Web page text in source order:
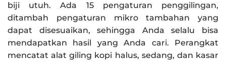
biji utuh. Ada 15 pengaturan penggilingan,
ditambah pengaturan mikro tambahan yang
dapat disesuaikan, sehingga Anda selalu bisa
mendapatkan hasil yang Anda cari. Perangkat
mencatat alat giling kopi halus, sedang, dan kasar